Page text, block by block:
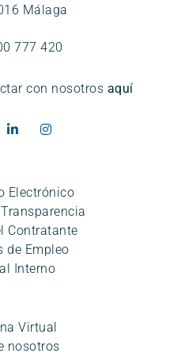
Málaga
777 420
con nosotros aquí
Electrónico
Contratante
de Empleo
Interno
Virtual
nosotros